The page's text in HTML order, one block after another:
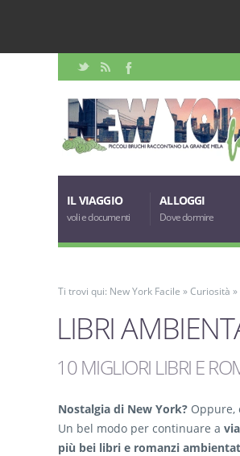
IL VIAGGIO
voli e documenti
ALLOGGI
Dove dormire
Ti trovi qui: New York Facile »Curiosità »
LIBRI
10 MIGLIORI LIBRI E
Nostalgia di New York? Oppure,
Un bel modo per continuare a
più bei libri e romanzi